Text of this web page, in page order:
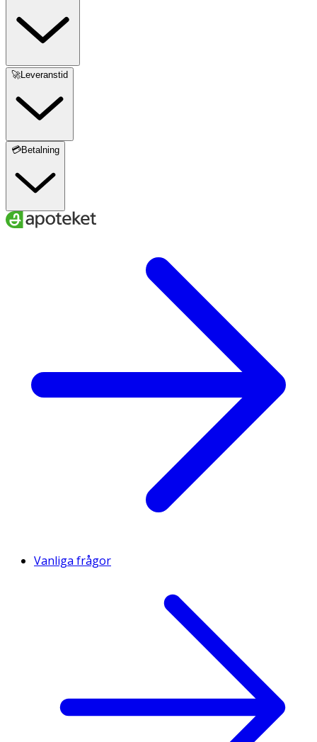
🚀Leveranstid
💳Betalning
Vanliga frågor